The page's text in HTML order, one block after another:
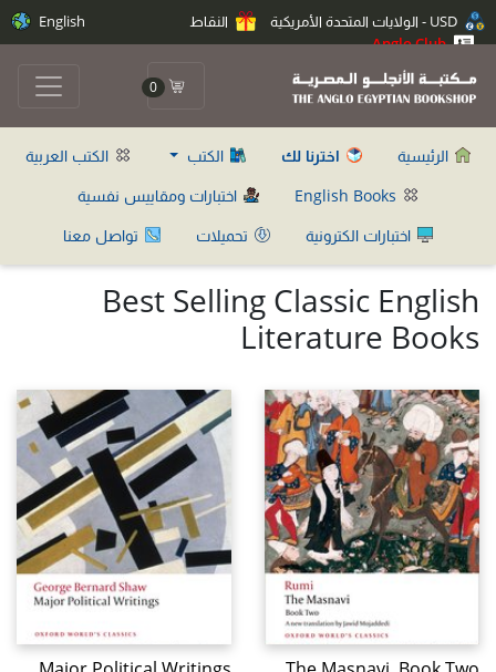
النقاط
Anglo Club
English
0
الرئيسية اخترنا لك الكتب
الكتب العربية
اختبارات ومقاييس نفسية
اختبارات الكترونية
تحميلات تواصل معنا
Best Selling Classic English
Literature Books